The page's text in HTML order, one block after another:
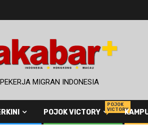
MIGRAN INDONESIA
POJOK VICTORY
POJOK
VICTORY